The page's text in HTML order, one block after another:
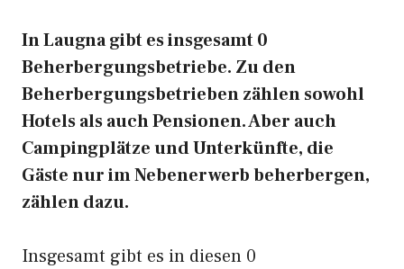
In Laugna gibt es insgesamt 0
Beherbergungsbetriebe. Zu den
Beherbergungsbetrieben zählen sowohl
Hotels als auch Pensionen. Aber auch
Campingplätze und Unterkünfte, die
Gäste nur im Nebenerwerb beherbergen,
zählen dazu.
Insgesamt gibt es in diesen 0